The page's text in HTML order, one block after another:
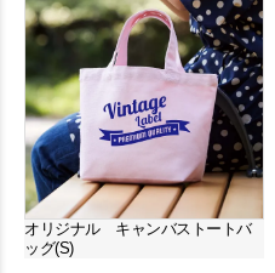
オリジナル キャンバストートバ
ッグ(S)